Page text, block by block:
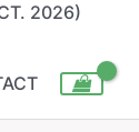
2026)